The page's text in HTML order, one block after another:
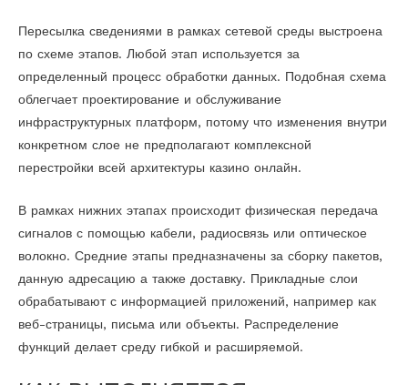
Пересылка сведениями в рамках сетевой среды выстроена
по схеме этапов. Любой этап используется за
определенный процесс обработки данных. Подобная схема
облегчает проектирование и обслуживание
инфраструктурных платформ, потому что изменения внутри
конкретном слое не предполагают комплексной
перестройки всей архитектуры казино онлайн.
В рамках нижних этапах происходит физическая передача
сигналов с помощью кабели, радиосвязь или оптическое
волокно. Средние этапы предназначены за сборку пакетов,
данную адресацию а также доставку. Прикладные слои
обрабатывают с информацией приложений, например как
веб-страницы, письма или объекты. Распределение
функций делает среду гибкой и расширяемой.